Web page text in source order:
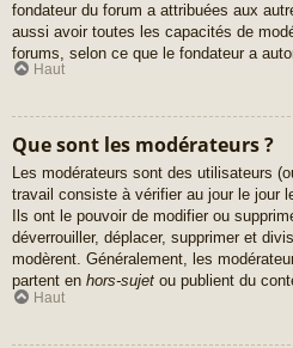
fondateur du forum a attribuées aux
aussi avoir toutes les capacités de
forums, selon ce que le fondateur a
Haut
Que sont les modérateurs ?
Les modérateurs sont des utilisateurs
travail consiste à vérifier au jour le jour
Ils ont le pouvoir de modifier ou
déverrouiller, déplacer, supprimer et
modèrent. Généralement, les
partent en hors-sujet ou publient du
Haut